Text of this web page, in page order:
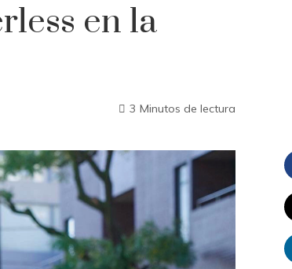
en la
3 Minutos de lectura